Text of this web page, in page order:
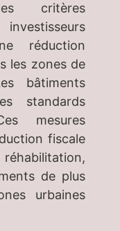
critères
réduction
les zones de
bâtiments
standards
mesures
fiscale
de plus
urbaines